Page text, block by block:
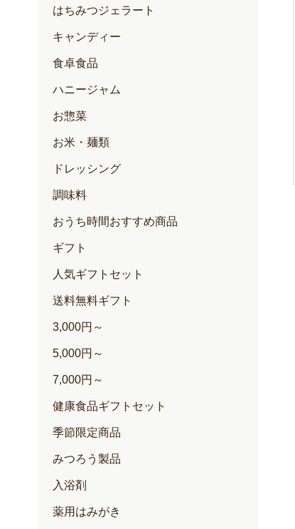
100+(クリー ゆずハニードリンク
通常価格 2,376円
はちみつジェラート
キャンディー
食卓食品
ハニージャム
お惣菜
お米・麺類
ドレッシング
調味料
おうち時間おすすめ商品
ギフト
人気ギフトセット
送料無料ギフト
3,000円～
5,000円～
7,000円～
健康食品ギフトセット
季節限定商品
みつろう製品
入浴剤
薬用はみがき